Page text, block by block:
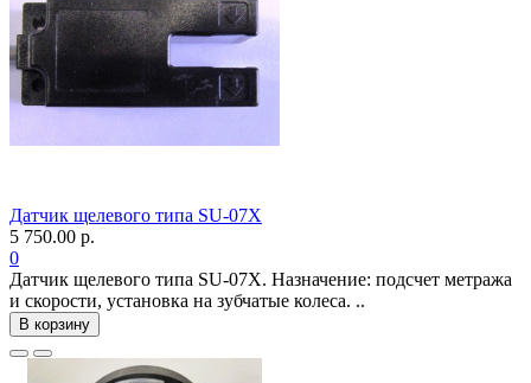
Датчик щелевого типа SU-07X
5 750.00 р.
0
Датчик щелевого типа SU-07X. Назначение: подсчет метража
и скорости, установка на зубчатые колеса. ..
В корзину